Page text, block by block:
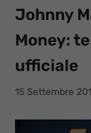
Johnny
Money:
ufficiale
15 Settembre